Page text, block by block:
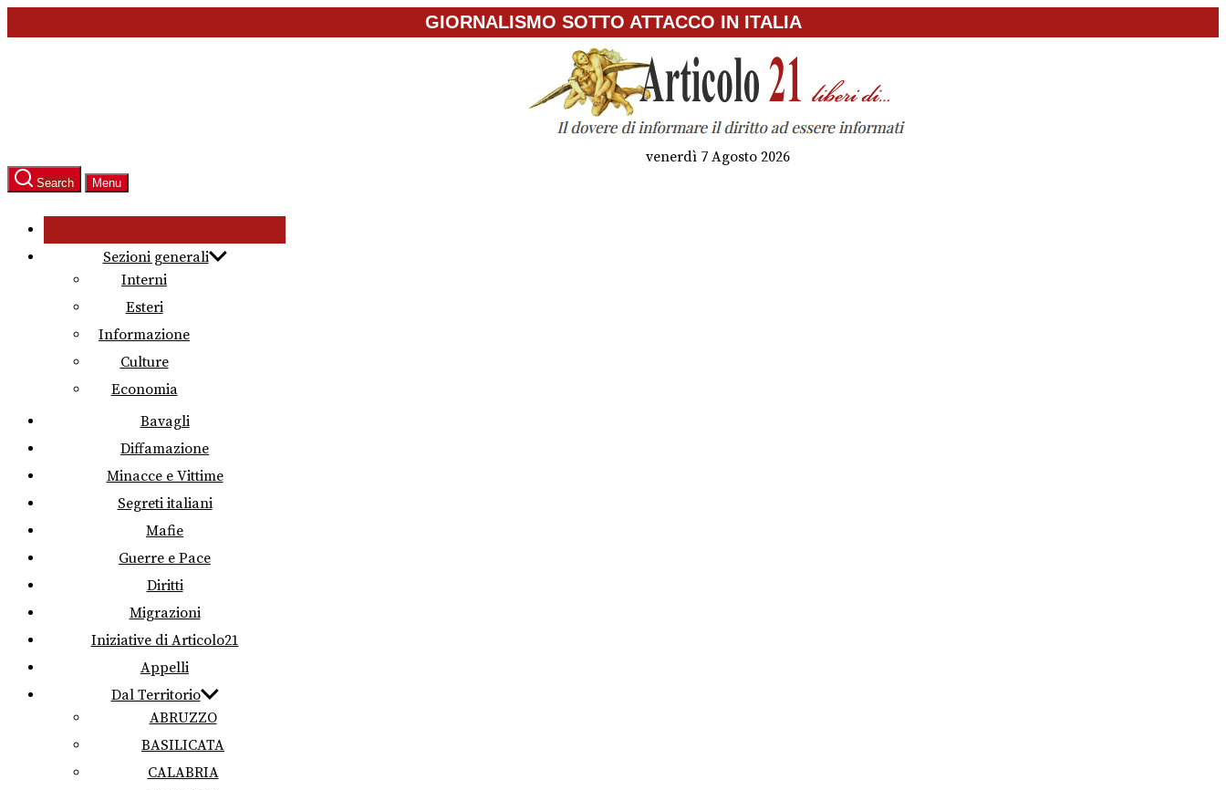
to
GIORNALISMO SOTTO ATTACCO IN ITALIA
venerdì 7 Agosto 2026
Search Menu
Sezioni generali
Interni
Esteri
Informazione
Culture
Economia
Bavagli
Diffamazione
Minacce e Vittime
Segreti italiani
Mafie
Guerre e Pace
Diritti
Migrazioni
Iniziative di Articolo21
Appelli
Dal Territorio
ABRUZZO
BASILICATA
CALABRIA